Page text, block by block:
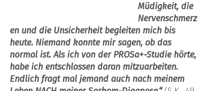
Müdigkeit, die
Nervenschmerz
en und die Unsicherheit begleiten mich bis
heute. Niemand konnte mir sagen, ob das
normal ist. Als ich von der PROSa+-Studie hörte,
habe ich entschlossen daran mitzuarbeiten.
Endlich fragt mal jemand auch nach meinem